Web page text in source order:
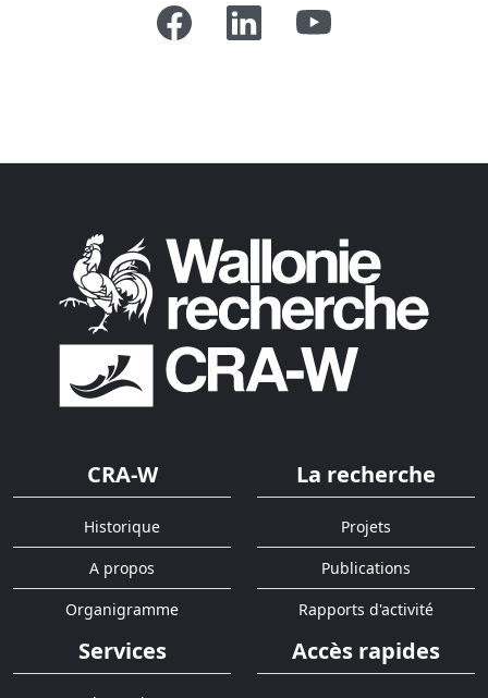
CRA-W
Historique
A propos
Organigramme
La recherche
Projets
Publications
Rapports d'activité
Services Accès rapides